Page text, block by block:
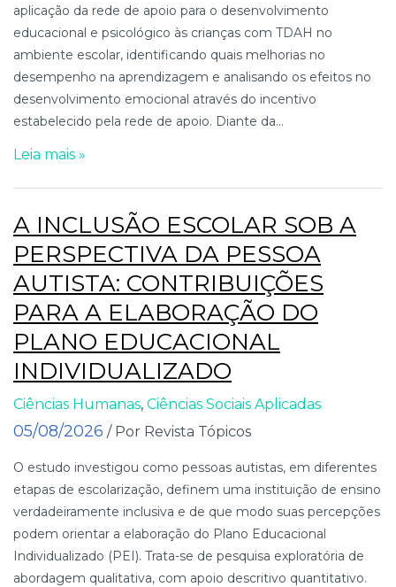
aplicação da rede de apoio para o desenvolvimento
educacional e psicológico às crianças com TDAH no
ambiente escolar, identificando quais melhorias no
desempenho na aprendizagem e analisando os efeitos no
desenvolvimento emocional através do incentivo
estabelecido pela rede de apoio. Diante da...
Leia mais »
A INCLUSÃO ESCOLAR SOB A
PERSPECTIVA DA PESSOA
AUTISTA: CONTRIBUIÇÕES
PARA A ELABORAÇÃO DO
PLANO EDUCACIONAL
INDIVIDUALIZADO
Ciências Humanas, Ciências Sociais Aplicadas
05/08/2026 / Por Revista Tópicos
O estudo investigou como pessoas autistas, em diferentes
etapas de escolarização, definem uma instituição de ensino
verdadeiramente inclusiva e de que modo suas percepções
podem orientar a elaboração do Plano Educacional
Individualizado (PEI). Trata-se de pesquisa exploratória de
abordagem qualitativa, com apoio descritivo quantitativo.